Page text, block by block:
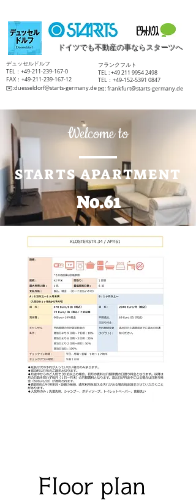
ドイツでも不動産の事ならスターツへ
​デュッセルドルフ
TEL：+49-211-239-167-0
FAX：+49-211-239-167-12
​✉️:duesseldorf@starts-germany.de
​フランクフルト
TEL :+49 211 9954 2498
TEL：+49-152-5391 0847
​✉️:frankfurt@starts-germany.de
Welcome to
STARTS APARTMENT
No.61